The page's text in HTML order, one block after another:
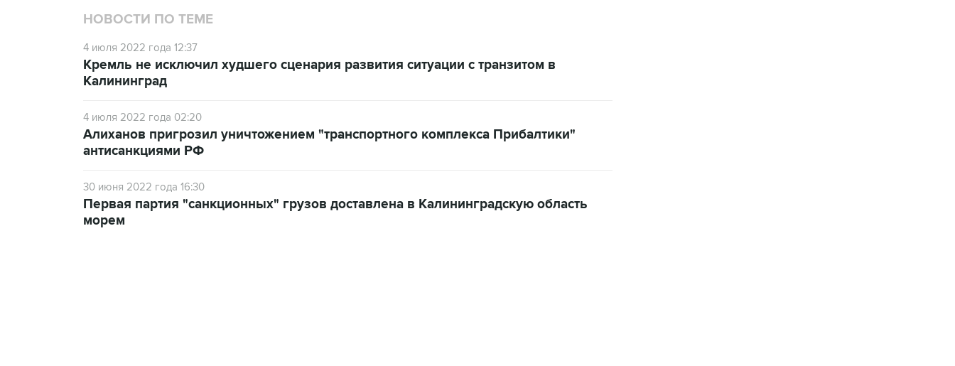
НОВОСТИ ПО ТЕМЕ
4 июля 2022 года 12:37
Кремль не исключил худшего сценария развития ситуации с транзитом в
Калининград
4 июля 2022 года 02:20
Алиханов пригрозил уничтожением "транспортного комплекса Прибалтики"
антисанкциями РФ
30 июня 2022 года 16:30
Первая партия "санкционных" грузов доставлена в Калининградскую область
морем